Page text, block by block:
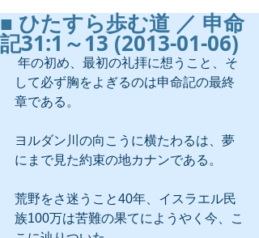
■ ひたすら歩む道 ／ 申命
記31:1～13 (2013-01-06)
して必ず胸をよぎるのは申命記の最終
章である。
ヨルダン川の向こうに横たわるは、夢
にまで見た約束の地カナンである。
荒野をさ迷うこと40年、イスラエル民
族100万は苦難の果てにようやく今、こ